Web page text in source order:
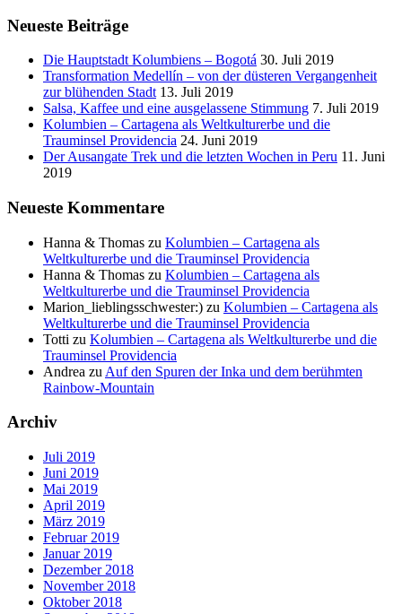
Neueste Beiträge
Die Hauptstadt Kolumbiens – Bogotá 30. Juli 2019
Transformation Medellín – von der düsteren Vergangenheit
zur blühenden Stadt 13. Juli 2019
Salsa, Kaffee und eine ausgelassene Stimmung 7. Juli 2019
Kolumbien – Cartagena als Weltkulturerbe und die
Trauminsel Providencia 24. Juni 2019
Der Ausangate Trek und die letzten Wochen in Peru 11. Juni
2019
Neueste Kommentare
Hanna & Thomas zu Kolumbien – Cartagena als
Weltkulturerbe und die Trauminsel Providencia
Hanna & Thomas zu Kolumbien – Cartagena als
Weltkulturerbe und die Trauminsel Providencia
Marion_lieblingsschwester:) zu Kolumbien – Cartagena als
Weltkulturerbe und die Trauminsel Providencia
Totti zu Kolumbien – Cartagena als Weltkulturerbe und die
Trauminsel Providencia
Andrea zu Auf den Spuren der Inka und dem berühmten
Rainbow-Mountain
Archiv
Juli 2019
Juni 2019
Mai 2019
April 2019
März 2019
Februar 2019
Januar 2019
Dezember 2018
November 2018
Oktober 2018